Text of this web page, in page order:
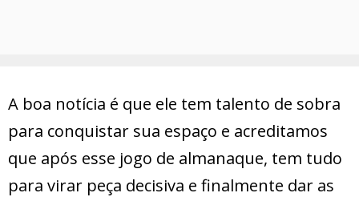
A boa notícia é que ele tem talento de sobra
para conquistar sua espaço e acreditamos
que após esse jogo de almanaque, tem tudo
para virar peça decisiva e finalmente dar as